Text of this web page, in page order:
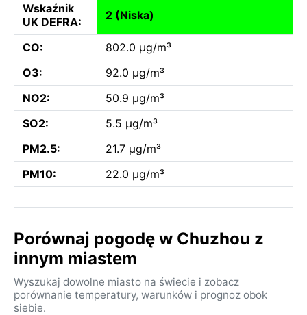
Wskaźnik
UK DEFRA:
2 (Niska)
CO:
802.0 µg/m³
O3:
92.0 µg/m³
NO2:
50.9 µg/m³
SO2:
5.5 µg/m³
PM2.5:
21.7 µg/m³
PM10:
22.0 µg/m³
Porównaj pogodę w Chuzhou z
innym miastem
Wyszukaj dowolne miasto na świecie i zobacz
porównanie temperatury, warunków i prognoz obok
siebie.